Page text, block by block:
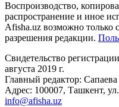
Воспроизводство,
распространение и иное
Afisha.uz возможно только
разрешения редакции.
Свидетельство
августа 2019 г.
Главный редактор:
Адрес: 100007, Ташкент,
info@afisha.uz